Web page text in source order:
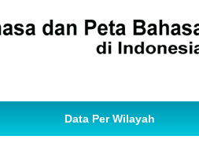
Data Per Wilayah